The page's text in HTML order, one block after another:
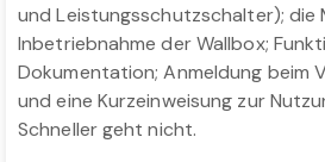
und Leistungsschutzschalter); die
Inbetriebnahme der Wallbox;
Dokumentation; Anmeldung beim
und eine Kurzeinweisung zur
Schneller geht nicht.